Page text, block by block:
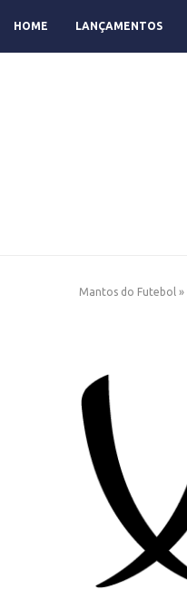
HOME LANÇAMENTOS
Mantos do Futebol »